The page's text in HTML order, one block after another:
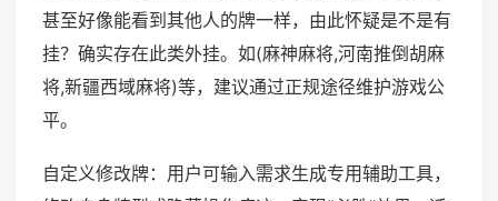
甚至好像能看到其他人的牌一样，由此怀疑是不是有
挂？确实存在此类外挂。如(麻神麻将,河南推倒胡麻
将,新疆西域麻将)等，建议通过正规途径维护游戏公
平。
自定义修改牌：用户可输入需求生成专用辅助工具，